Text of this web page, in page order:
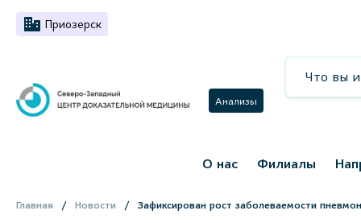
Приозерск
Анализы
О нас Филиалы
Главная Новости Зафиксирован рост заболеваемости